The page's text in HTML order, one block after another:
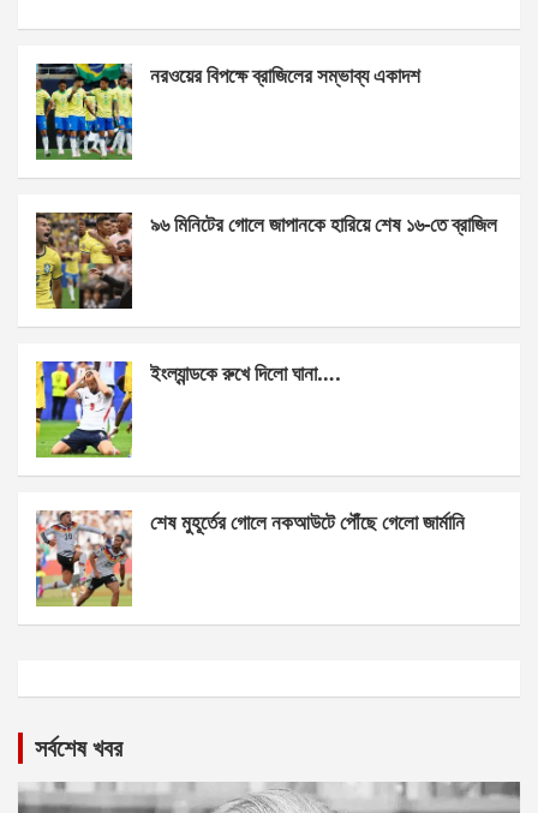
b
o
o
k
n
g
er
s
p
e
নরওয়ের বিপক্ষে ব্রাজিলের সম্ভাব্য একাদশ
৯৬ মিনিটের গোলে জাপানকে হারিয়ে শেষ ১৬-তে ব্রাজিল
ইংল্যান্ডকে রুখে দিলো ঘানা….
শেষ মুহূর্তের গোলে নকআউটে পৌঁছে গেলো জার্মানি
সর্বশেষ খবর